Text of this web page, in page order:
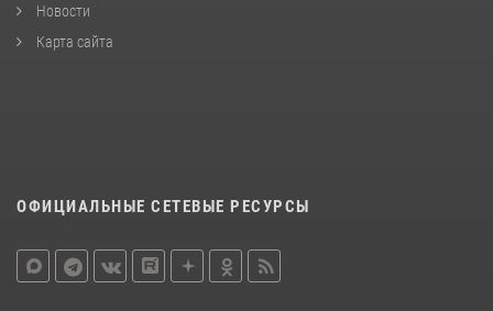
Новости
Карта сайта
ОФИЦИАЛЬНЫЕ СЕТЕВЫЕ РЕСУРСЫ